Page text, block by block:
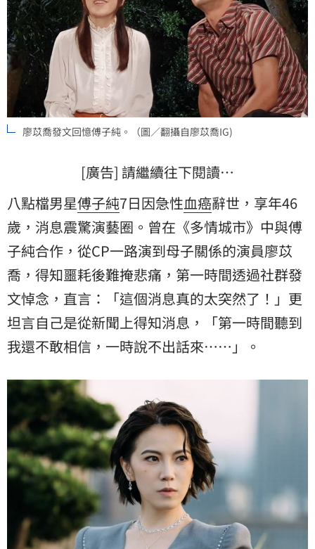
廖苡喬發文回憶傅子純。（圖／翻攝自廖苡喬IG)
[廣告] 請繼續往下閱讀…
八點檔男星傅子純7日因急性血癌辭世，享年46
歲，消息震驚演藝圈。曾在《多情城市》中與傅
子純合作，從CP一路演到母子關係的演員廖苡
喬 ，得知噩耗後難掩悲痛，第一時間透過社群發
文悼念，直言：「這個消息真的太突然了！」更
坦言自己是從新聞上得知消息，「第一時間聽到
我還不敢相信，一時說不出話來⋯⋯」。